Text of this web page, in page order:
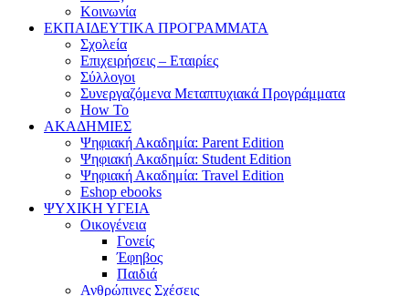
Κοινωνία
ΕΚΠΑΙΔΕΥΤΙΚΑ ΠΡΟΓΡΑΜΜΑΤΑ
Σχολεία
Επιχειρήσεις – Εταιρίες
Σύλλογοι
Συνεργαζόμενα Μεταπτυχιακά Προγράμματα
How To
ΑΚΑΔΗΜΙΕΣ
Ψηφιακή Ακαδημία: Parent Edition
Ψηφιακή Ακαδημία: Student Edition
Ψηφιακή Ακαδημία: Travel Edition
Eshop ebooks
ΨΥΧΙΚΗ ΥΓΕΙΑ
Οικογένεια
Γονείς
Έφηβος
Παιδιά
Ανθρώπινες Σχέσεις